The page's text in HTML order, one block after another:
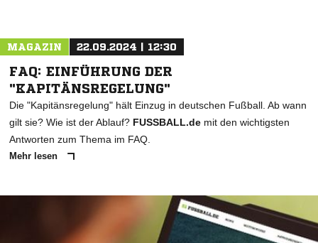
MAGAZIN 22.09.2024 | 12:30
FAQ: EINFÜHRUNG DER
"KAPITÄNSREGELUNG"
Die "Kapitänsregelung" hält Einzug in deutschen Fußball. Ab wann
gilt sie? Wie ist der Ablauf? FUSSBALL.de mit den wichtigsten
Antworten zum Thema im FAQ.
Mehr lesen